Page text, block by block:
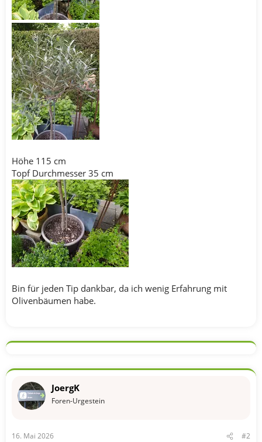
Höhe 115 cm
Topf Durchmesser 35 cm
Bin für jeden Tip dankbar, da ich wenig Erfahrung mit
Olivenbäumen habe.
JoergK
Foren-Urgestein
16. Mai 2026 #2